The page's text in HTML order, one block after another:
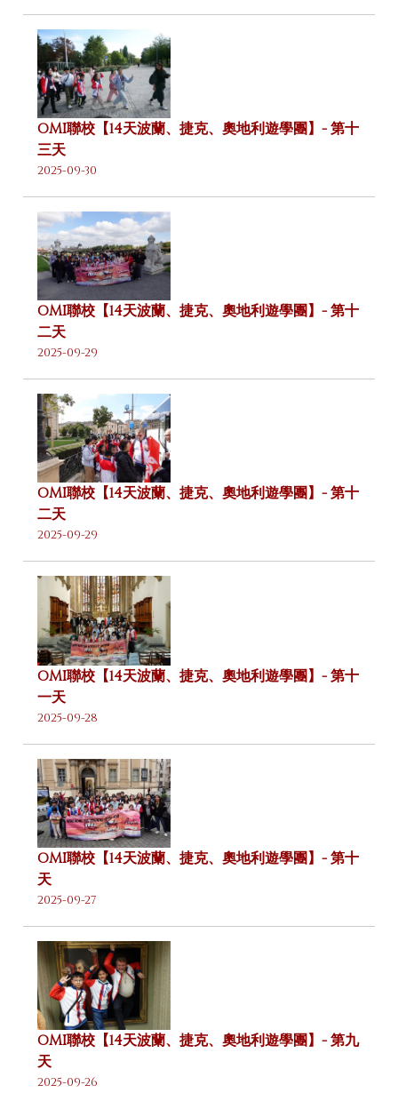
OMI聯校【14天波蘭、捷克、奧地利遊學團】- 第十
三天
2025-09-30
OMI聯校【14天波蘭、捷克、奧地利遊學團】- 第十
二天
2025-09-29
OMI聯校【14天波蘭、捷克、奧地利遊學團】- 第十
二天
2025-09-29
OMI聯校【14天波蘭、捷克、奧地利遊學團】- 第十
一天
2025-09-28
OMI聯校【14天波蘭、捷克、奧地利遊學團】- 第十
天
2025-09-27
OMI聯校【14天波蘭、捷克、奧地利遊學團】- 第九
天
2025-09-26